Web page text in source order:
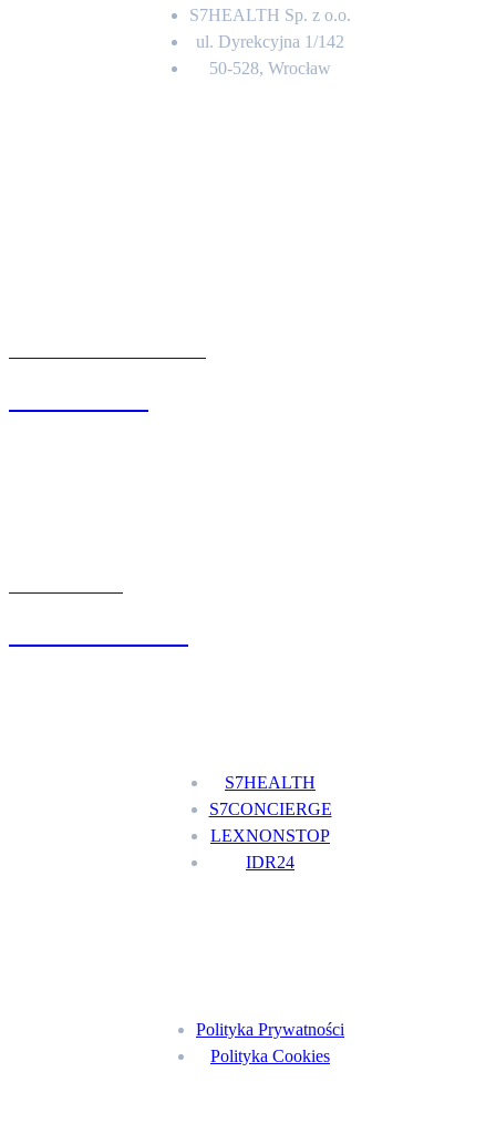
S7HEALTH Sp. z o.o.
ul. Dyrekcyjna 1/142
50-528, Wrocław
S7HEALTH
S7CONCIERGE
LEXNONSTOP
IDR24
Polityka Prywatności
Polityka Cookies